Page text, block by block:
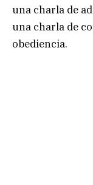
una charla de
una charla de
obediencia.